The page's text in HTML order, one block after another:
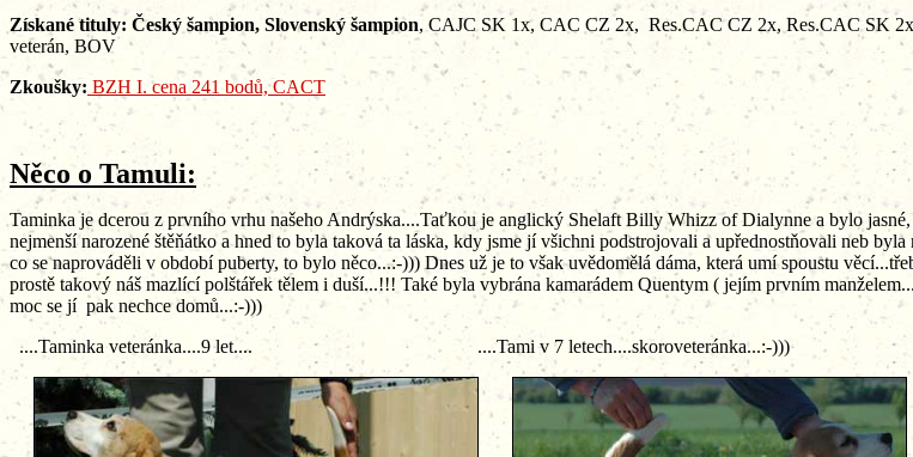
Získané tituly: Český šampion, Slovenský šampion, CAJC SK 1x, CAC CZ 2x, Res.CAC CZ 2x, Res.CAC SK
veterán, BOV
Zkoušky: BZH I. cena 241 bodů, CACT
Něco o Tamuli:
Taminka je dcerou z prvního vrhu našeho Andrýska....Taťkou je anglický Shelaft Billy Whizz of Dialynne a bylo
nejmenší narozené štěňátko a hned to byla taková ta láska, kdy jsme jí všichni podstrojovali a upřednostňovali neb
co se naprováděli v období puberty, to bylo něco...:-))) Dnes už je to však uvědomělá dáma, která umí spoustu
prostě takový náš mazlící polštářek tělem i duší...!!! Také byla vybrána kamarádem Quentym ( jejím prvním
moc se jí pak nechce domů...:-)))
....Taminka veteránka....9 let.... ....Tami v 7 letech....skoroveteránka...:-)))